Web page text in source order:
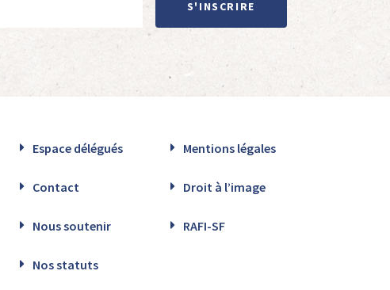
S'INSCRIRE
Espace délégués Mentions légales
Contact Droit à l’image
Nous soutenir RAFI-SF
Nos statuts